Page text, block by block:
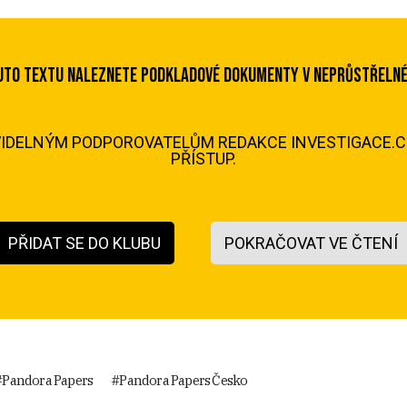
TEXTU NALEZNETE PODKLADOVÉ DOKUMENTY V
PODPOROVATELŮM REDAKCE
PŘÍSTUP.
PŘIDAT SE DO KLUBU POKRAČOVAT VE ČTENÍ
další z přítomných, krajský šéf policie
Pandora Papers Pandora Papers Česko